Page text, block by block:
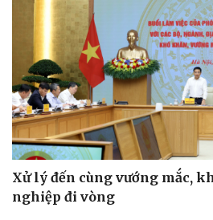
Xử lý đến cùng vướng mắc,
nghiệp đi vòng